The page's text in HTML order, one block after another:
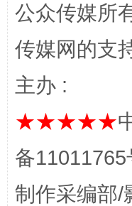
受贿1.44亿！段
公众传媒所
传媒网的支
主办 :
★★★★★
备
制作采编部/